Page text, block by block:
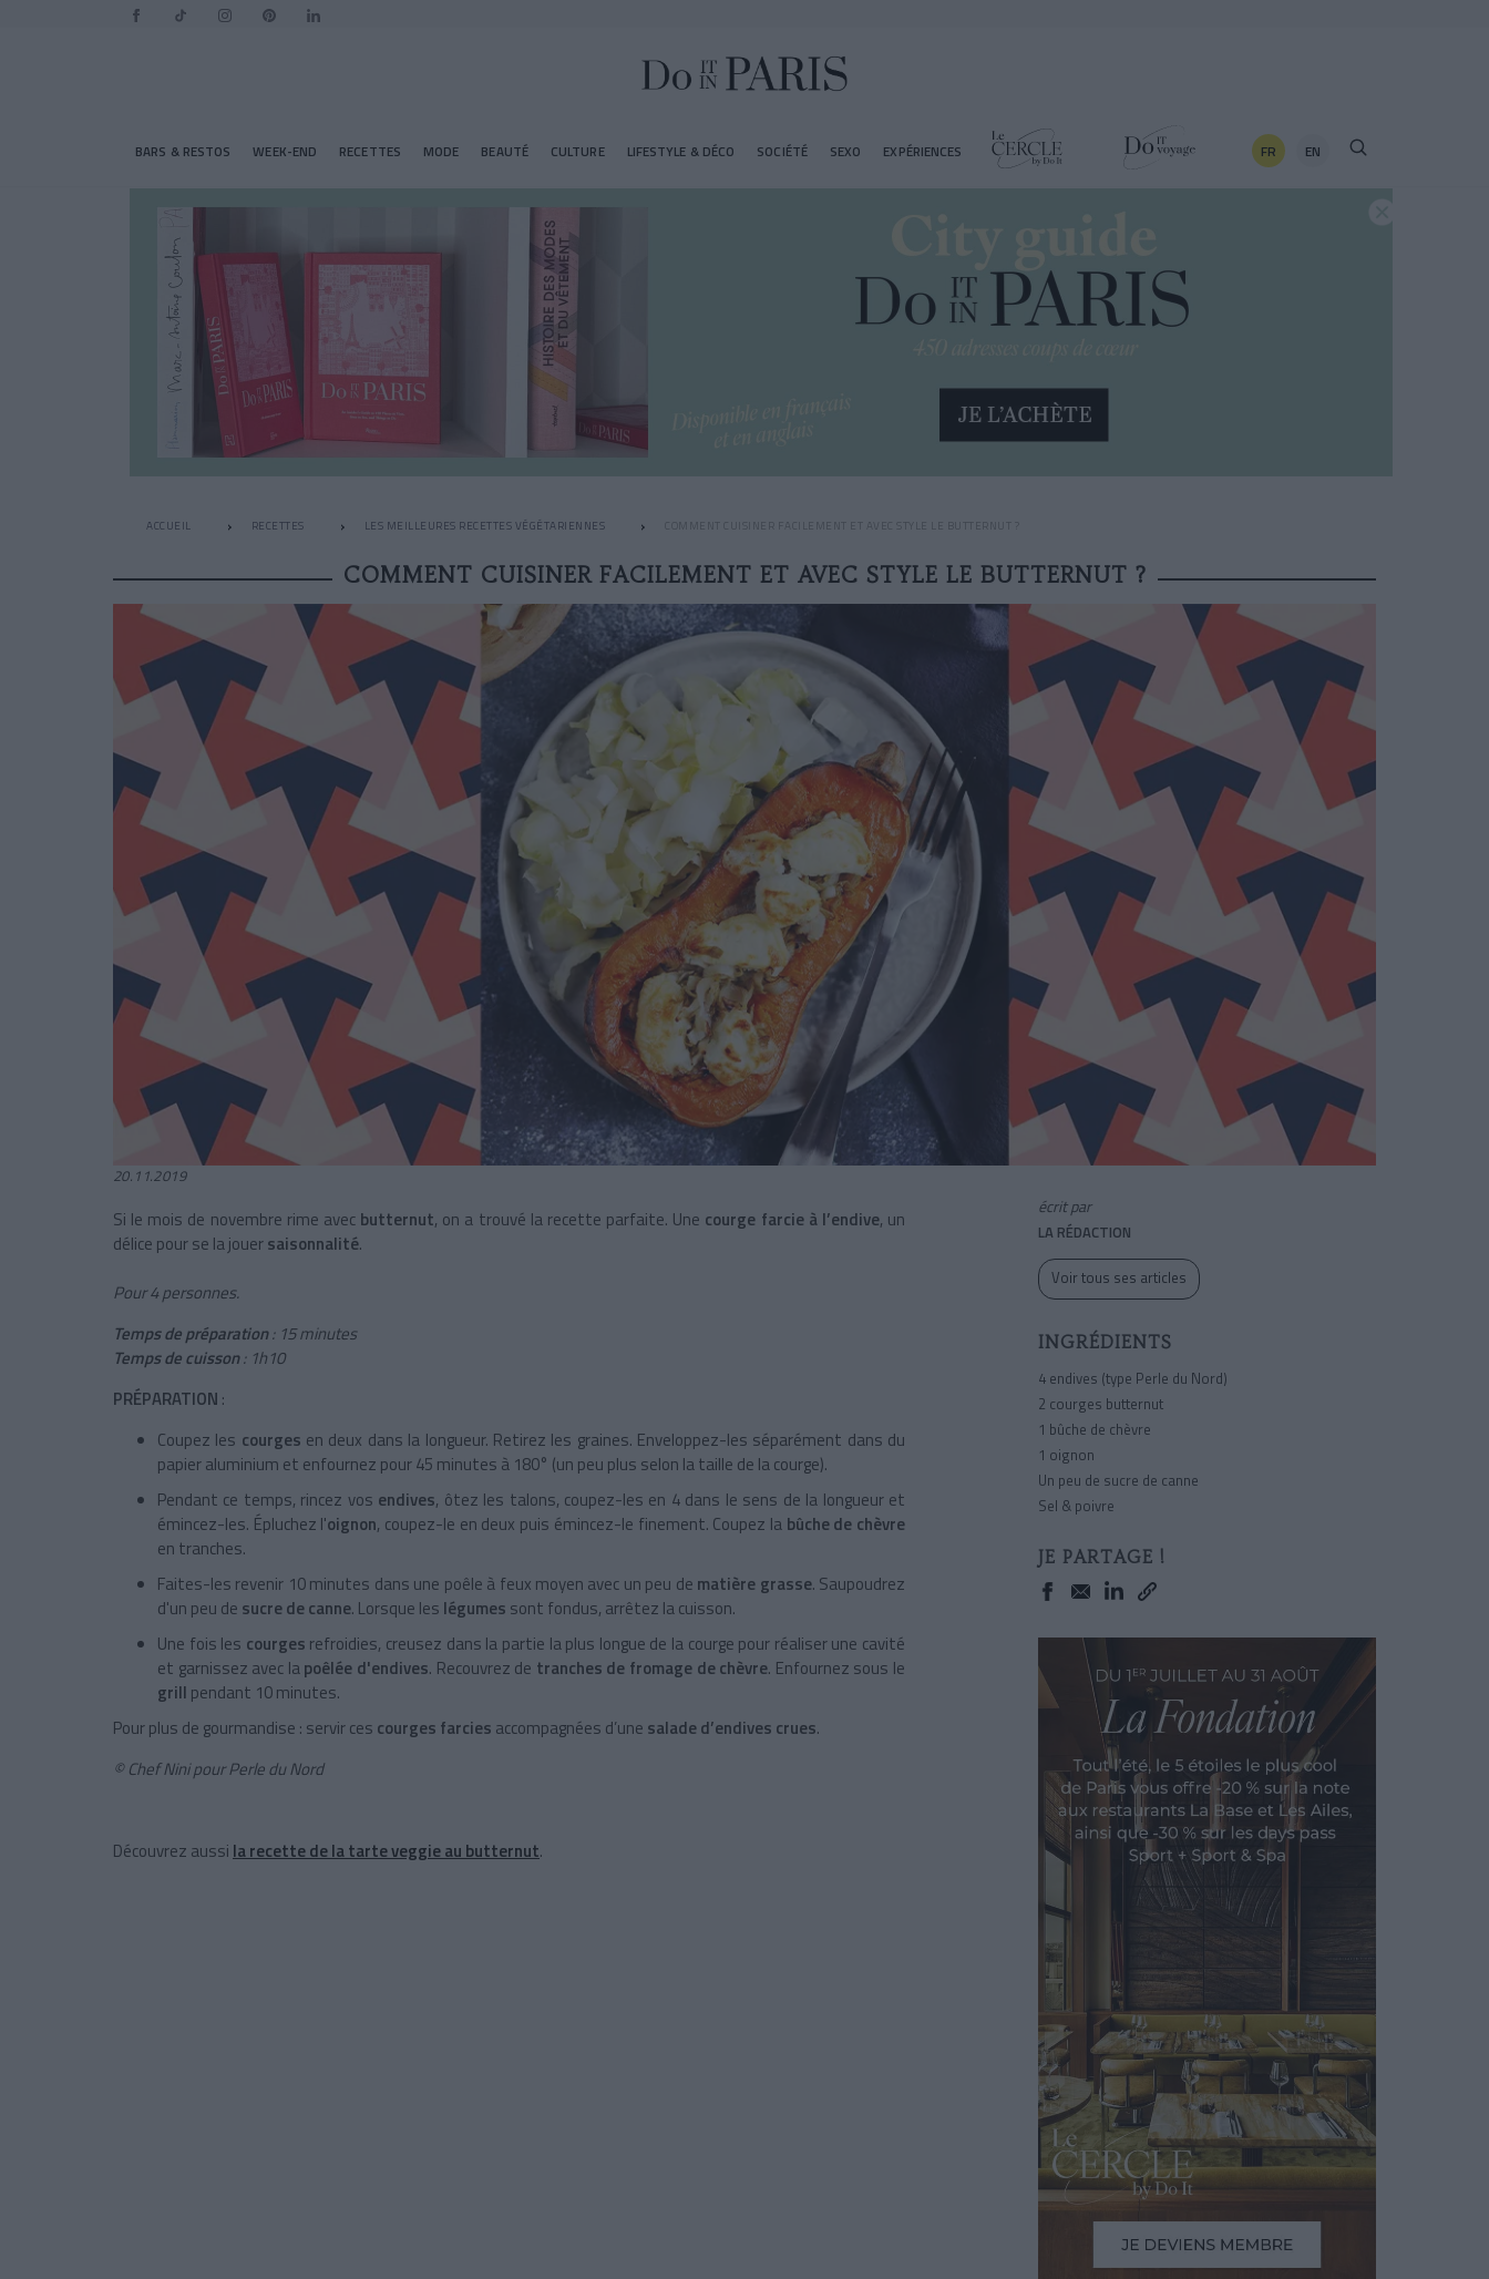
BARS & RESTOS WEEK-END RECETTES MODE BEAUTÉ CULTURE LIFESTYLE & DÉCO SOCIÉTÉ SEXO EXPÉRIENCES FR EN
ACCUEIL RECETTES LES MEILLEURES RECETTES VÉGÉTARIENNES COMMENT CUISINER FACILEMENT ET AVEC STYLE LE BUTTERNUT ?
COMMENT CUISINER FACILEMENT ET AVEC STYLE LE BUTTERNUT ?
20.11.2019
Si le mois de novembre rime avec butternut, on a trouvé la recette parfaite. Une courge farcie à l’endive, un
délice pour se la jouersaisonnalité.
Pour 4 personnes.
Temps de préparation: 15 minutes
Temps de cuisson: 1h10
PRÉPARATION :
Coupez les courges en deux dans la longueur. Retirez les graines. Enveloppez-les séparément dans du
papier aluminium et enfournez pour 45 minutes à 180° (un peu plus selon la taille de la courge).
Pendant ce temps, rincez vos endives, ôtez les talons, coupez-les en 4 dans le sens de la longueur et
émincez-les. Épluchez l'oignon, coupez-le en deux puis émincez-le finement. Coupez la bûche de chèvre
en tranches.
Faites-les revenir 10 minutes dans une poêle à feux moyen avec un peu de matière grasse. Saupoudrez
d'un peu de sucre de canne. Lorsque les légumes sont fondus, arrêtez la cuisson.
Une fois les courges refroidies, creusez dans la partie la plus longue de la courge pour réaliser une cavité
et garnissez avec lapoêlée d'endives. Recouvrez de tranches de fromage de chèvre. Enfournez sous le
grill pendant 10 minutes.
Pour plus de gourmandise : servir ces courges farcies accompagnées d’une salade d’endives crues.
© Chef Nini pour Perle du Nord
Découvrez aussi la recette de la tarte veggie au butternut.
écrit par
LA RÉDACTION
Voir tous ses articles
INGRÉDIENTS
4 endives (type Perle du Nord)
2 courges butternut
1 bûche de chèvre
1 oignon
Un peu de sucre de canne
Sel & poivre
JE PARTAGE !